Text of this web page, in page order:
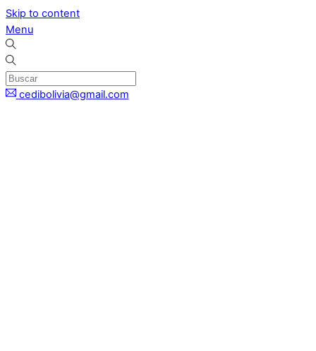
Skip to content
Menu
cedibolivia@gmail.com